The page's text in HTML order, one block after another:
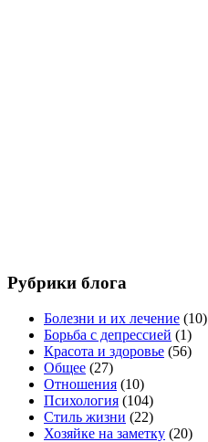
Рубрики блога
Болезни и их лечение (10)
Борьба с депрессией (1)
Красота и здоровье (56)
Общее (27)
Отношения (10)
Психология (104)
Стиль жизни (22)
Хозяйке на заметку (20)